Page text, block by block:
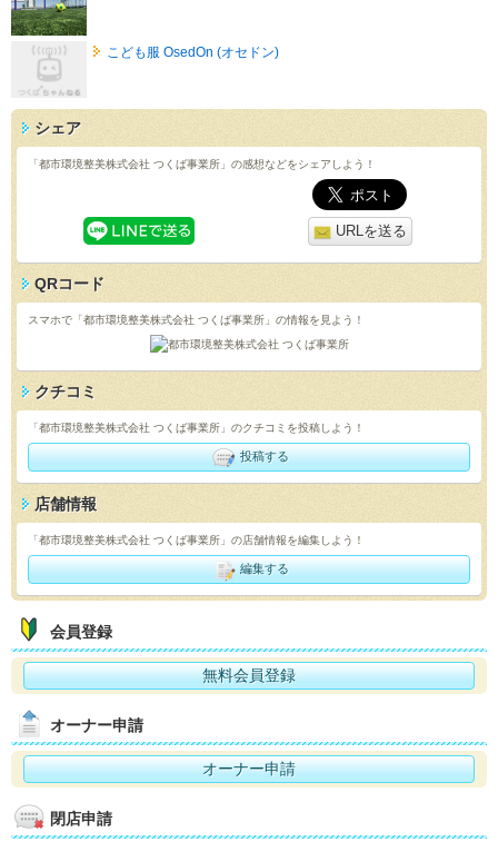
こども服 OsedOn (オセドン)
シェア
「都市環境整美株式会社 つくば事業所」の感想などをシェアしよう！
URLを送る
QRコード
スマホで「都市環境整美株式会社 つくば事業所」の情報を見よう！
クチコミ
「都市環境整美株式会社 つくば事業所」のクチコミを投稿しよう！
投稿する
店舗情報
「都市環境整美株式会社 つくば事業所」の店舗情報を編集しよう！
編集する
会員登録
無料会員登録
オーナー申請
オーナー申請
閉店申請